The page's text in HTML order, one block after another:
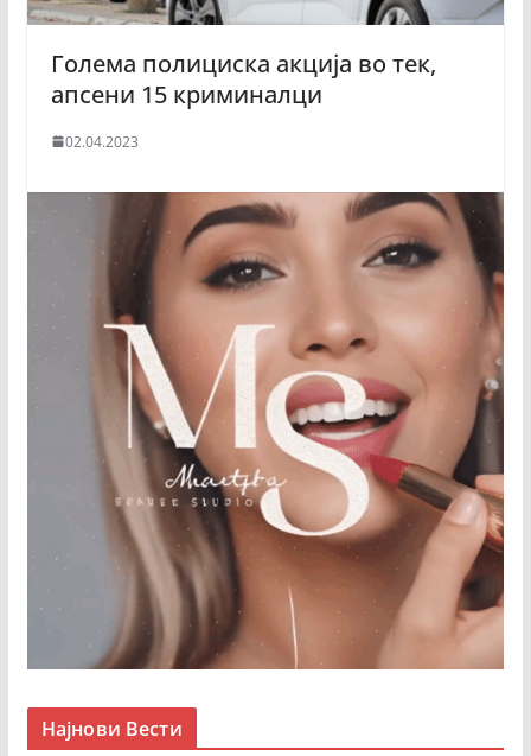
Голема полициска акција во тек,
апсени 15 криминалци
02.04.2023
Најнови Вести